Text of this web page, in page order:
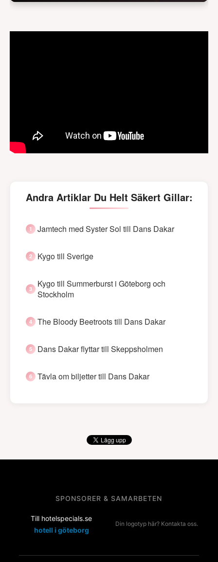
Andra Artiklar Du Helt Säkert Gillar:
Jamtech med Syster Sol till Dans Dakar
Kygo till Sverige
Kygo till Summerburst i Göteborg och
Stockholm
The Bloody Beetroots till Dans Dakar
Dans Dakar flyttar till Skeppsholmen
Tävla om biljetter till Dans Dakar
SPONSORER & SAMARBETEN
Till hotelspecials.se
hotell i göteborg
Din logotyp här? Kontakta oss.